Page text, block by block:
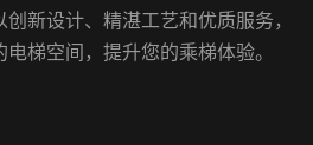
新设计、精湛工艺和优质服务，
梯空间，提升您的乘梯体验。